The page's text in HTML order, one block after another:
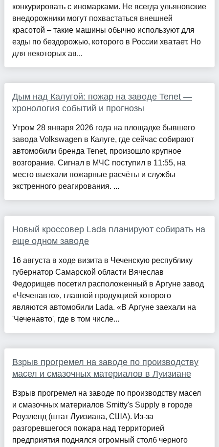
конкурировать с иномарками. Не всегда ульяновские
внедорожники могут похвастаться внешней
красотой – такие машины обычно используют для
езды по бездорожью, которого в России хватает. Но
для некоторых ав...
Дым над Калугой: пожар на заводе Tenet —
хронология событий и прогнозы
Утром 28 января 2026 года на площадке бывшего
завода Volkswagen в Калуге, где сейчас собирают
автомобили бренда Tenet, произошло крупное
возгорание. Сигнал в МЧС поступил в 11:55, на
место выехали пожарные расчёты и службы
экстренного реагирования. ...
Новый кроссовер Lada планируют собирать на
еще одном заводе
16 августа в ходе визита в Чеченскую республику
губернатор Самарской области Вячеслав
Федорищев посетил расположенный в Аргуне завод
«Чеченавто», главной продукцией которого
являются автомобили Lada. «В Аргуне заехали на
'Чеченавто', где в том числе...
Взрыв прогремел на заводе по производству
масел и смазочных материалов в Луизиане
Взрыв прогремел на заводе по производству масел
и смазочных материалов Smitty's Supply в городе
Роузленд (штат Луизиана, США). Из-за
разгоревшегося пожара над территорией
предприятия поднялся огромный столб черного